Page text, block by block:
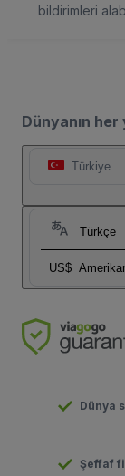
bildirimleri
Dünyanın
Türkiye
Türkçe
US$
Dünya
Şeffaf